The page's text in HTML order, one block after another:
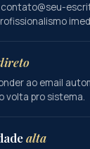
ao email
volta pro sistema.
alta